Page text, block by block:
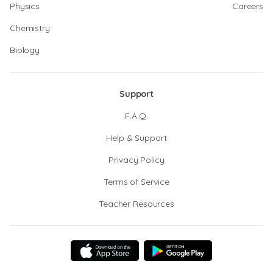
Physics
Chemistry
Biology
Careers
Support
F.A.Q.
Help & Support
Privacy Policy
Terms of Service
Teacher Resources